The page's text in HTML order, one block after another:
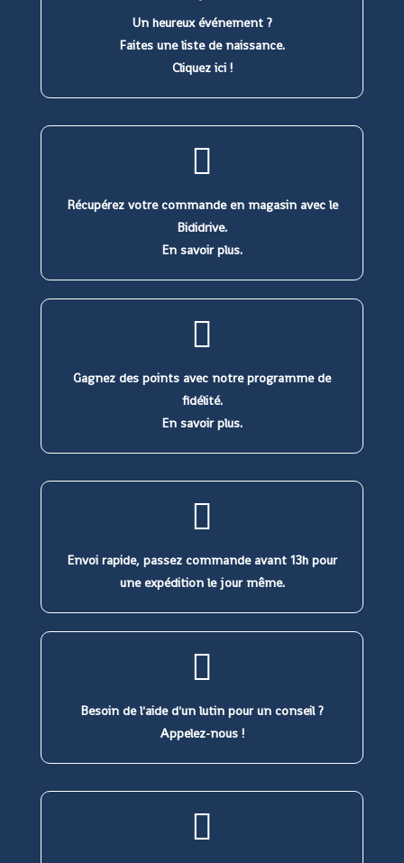
Un heureux événement ?
Faites une liste de naissance.
Cliquez ici !
Récupérez votre commande en magasin avec le
Bididrive.
En savoir plus.
Gagnez des points avec notre programme de
fidélité.
En savoir plus.
Envoi rapide, passez commande avant 13h pour
une expédition le jour même.
Besoin de l'aide d'un lutin pour un conseil ?
Appelez-nous !